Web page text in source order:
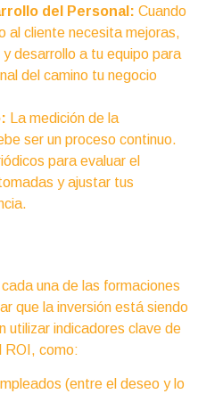
del Personal: Cuando
al cliente necesita mejoras,
desarrollo a tu equipo para
del camino tu negocio
La medición de la
ser un proceso continuo.
para evaluar el
y ajustar tus
una de las formaciones
que la inversión está siendo
utilizar indicadores clave de
ROI, como:
(entre el deseo y lo